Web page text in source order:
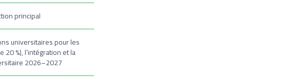
principal
universitaires pour les
%), l’intégration et la
2026–2027